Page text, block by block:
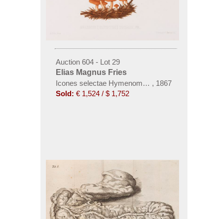
Auction 604 - Lot 29
Elias Magnus Fries
Icones selectae Hymenomycetum nondum
, 1867
Sold: € 1,524 / $ 1,752